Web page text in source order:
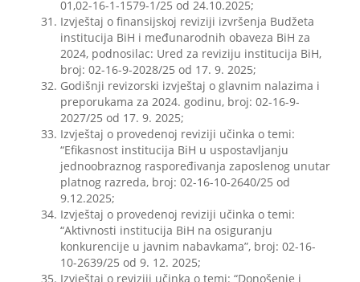
01,02-16-1-1579-1/25 od 24.10.2025;
Izvještaj o finansijskoj reviziji izvršenja Budžeta
institucija BiH i međunarodnih obaveza BiH za
2024, podnosilac: Ured za reviziju institucija BiH,
broj: 02-16-9-2028/25 od 17. 9. 2025;
Godišnji revizorski izvještaj o glavnim nalazima i
preporukama za 2024. godinu, broj: 02-16-9-
2027/25 od 17. 9. 2025;
Izvještaj o provedenoj reviziji učinka o temi:
“Efikasnost institucija BiH u uspostavljanju
jednoobraznog raspoređivanja zaposlenog unutar
platnog razreda, broj: 02-16-10-2640/25 od
9.12.2025;
Izvještaj o provedenoj reviziji učinka o temi:
“Aktivnosti institucija BiH na osiguranju
konkurencije u javnim nabavkama”, broj: 02-16-
10-2639/25 od 9. 12. 2025;
Izvještaj o reviziji učinka o temi: “Donošenje i